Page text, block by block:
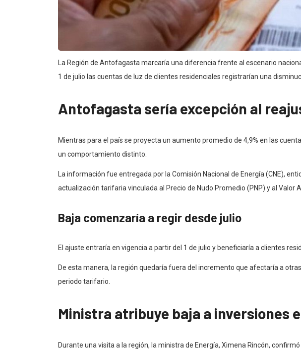
La Región de Antofagasta marcaría una diferencia frente al escenario
1 de julio las cuentas de luz de clientes residenciales registrarían una
Antofagasta sería excepción al
Mientras para el país se proyecta un aumento promedio de 4,9% en las
un comportamiento distinto.
La información fue entregada por la Comisión Nacional de Energía (CNE),
actualización tarifaria vinculada al Precio de Nudo Promedio (PNP) y al Valor
Baja comenzaría a regir desde julio
El ajuste entraría en vigencia a partir del 1 de julio y beneficiaría a clientes
De esta manera, la región quedaría fuera del incremento que afectaría a
periodo tarifario.
Ministra atribuye baja a inversiones
Durante una visita a la región, la ministra de Energía, Ximena Rincón,